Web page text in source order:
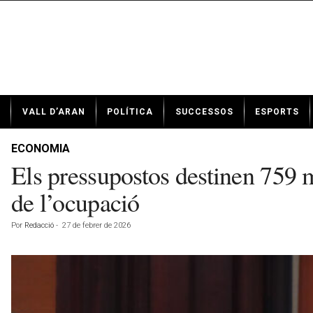
t
VALL D’ARAN POLÍTICA SUCCESSOS ESPORTS
ECONOMIA
Els pressupostos destinen
de l’ocupació
Por Redacció - 27 de febrer de 2026